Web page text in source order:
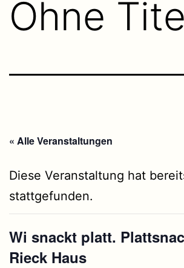
Ohne
« Alle Veranstaltungen
Diese Veranstaltung hat
stattgefunden.
Wi snackt platt.
Rieck Haus